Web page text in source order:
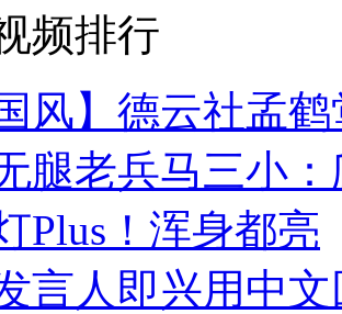
频排行
风】德云社孟
腿老兵马三小
Plus！浑身都亮
言人即兴用中